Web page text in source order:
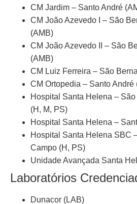
CM Jardim – Santo André
CM João Azevedo I – São
(AMB)
CM João Azevedo II – São
(AMB)
CM Luiz Ferreira – São
CM Ortopedia – Santo André
Hospital Santa Helena –
(H, M, PS)
Hospital Santa Helena –
Hospital Santa Helena SBC
Campo (H, PS)
Unidade Avançada Santa
Laboratórios
Dunacor (LAB)